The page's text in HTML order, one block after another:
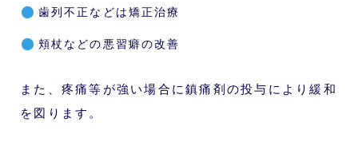
歯列不正などは矯正治療
頬杖などの悪習癖の改善
また、疼痛等が強い場合に鎮痛剤の投与により緩和
を図ります。